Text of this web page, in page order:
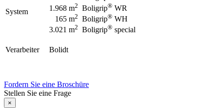
System
1.968 m2 Boligrip® WR
165 m2 Boligrip® WH
3.021 m2 Boligrip® special
Verarbeiter Bolidt
Fordern Sie eine Broschüre
Stellen Sie eine Frage
×